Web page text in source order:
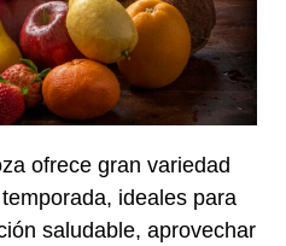
ofrece gran variedad
ideales para
saludable, aprovechar